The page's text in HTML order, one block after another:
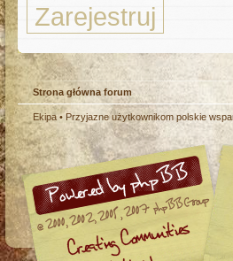
Zarejestruj
Strona główna forum
Ekipa• Przyjazne użytkownikom polskie